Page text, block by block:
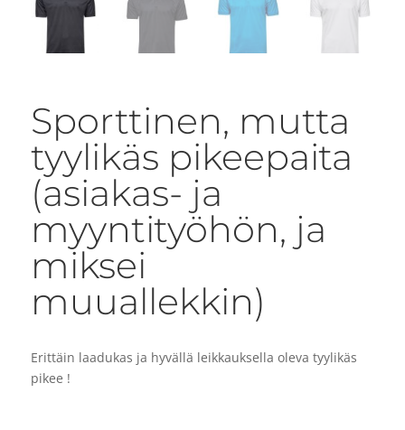
Sporttinen, mutta
tyylikäs pikeepaita
(asiakas- ja
myyntityöhön, ja
miksei
muuallekkin)
Erittäin laadukas ja hyvällä leikkauksella oleva tyylikäs
pikee !